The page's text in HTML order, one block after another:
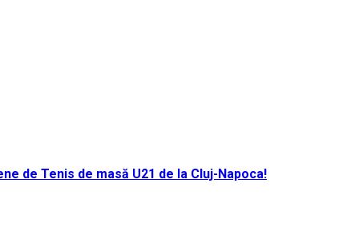
de Tenis de masă U21 de la Cluj-Napoca!